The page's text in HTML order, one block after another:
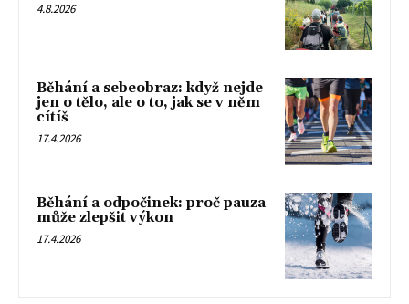
4.8.2026
Běhání a sebeobraz: když nejde
jen o tělo, ale o to, jak se v něm
cítíš
17.4.2026
Běhání a odpočinek: proč pauza
může zlepšit výkon
17.4.2026